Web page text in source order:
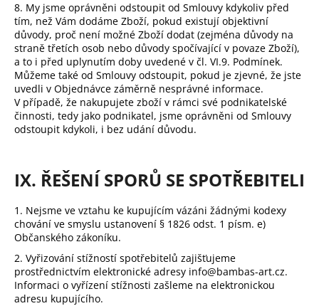
8. My jsme oprávněni odstoupit od Smlouvy kdykoliv před
tím, než Vám dodáme Zboží, pokud existují objektivní
důvody, proč není možné Zboží dodat (zejména důvody na
straně třetích osob nebo důvody spočívající v povaze Zboží),
a to i před uplynutím doby uvedené v čl. VI.9. Podmínek.
Můžeme také od Smlouvy odstoupit, pokud je zjevné, že jste
uvedli v Objednávce záměrně nesprávné informace.
V případě, že nakupujete zboží v rámci své podnikatelské
činnosti, tedy jako podnikatel, jsme oprávněni od Smlouvy
odstoupit kdykoli, i bez udání důvodu.
IX. ŘEŠENÍ SPORŮ SE SPOTŘEBITELI
1. Nejsme ve vztahu ke kupujícím vázáni žádnými kodexy
chování ve smyslu ustanovení § 1826 odst. 1 písm. e)
Občanského zákoníku.
2. Vyřizování stížností spotřebitelů zajišťujeme
prostřednictvím elektronické adresy info@bambas-art.cz.
Informaci o vyřízení stížnosti zašleme na elektronickou
adresu kupujícího.